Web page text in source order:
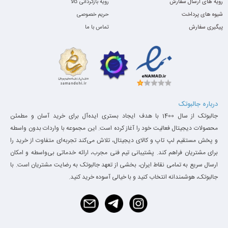
کیبورد و تاچ پد
بازار عرضه کرده است. این لپ تاپ دارای کیبورد جزیره‌ای و تاچ ‌پد با
کلیک جداگانه چپ و راست در پایین و دیگر امکانات به روز می باشد.
علاوه بر بزرگ بودن و طراحی زیبا ، در مقابل نشت مایعات و ضربه نیز
مقاومت بالایی دارد.
شیوه های پرداخت
پیگیری سفارش
حریم خصوصی
تماس با ما
درباره جالبوتک
جالبوتک از سال 1400 با هدف ایجاد بستری ایده‌آل برای خرید آسان و مطمئن
محصولات دیجیتال فعالیت خود را آغاز کرده است. این مجموعه با واردات بدون واسطه
و پخش مستقیم لپ تاپ و کالای دیجیتال، تلاش می‌کند تجربه‌ای متفاوت از خرید را
برای مشتریان فراهم کند. پشتیبانی تیم فنی مجرب، ارائه خدماتی بی‌واسطه و امکان
ارسال سریع به تمامی نقاط ایران، بخشی از تعهد جالبوتک به رضایت مشتریان است. با
جالبوتک، هوشمندانه انتخاب کنید و با خیالی آسوده خرید کنید.